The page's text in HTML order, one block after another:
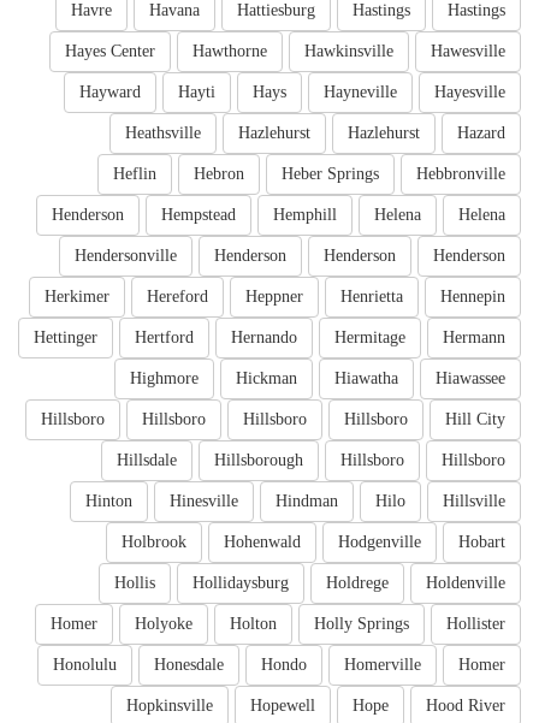
Hastings
Hastings
Hattiesburg
Havana
Havre
Hawesville
Hawkinsville
Hawthorne
Hayes Center
Hayesville
Hayneville
Hays
Hayti
Hayward
Hazard
Hazlehurst
Hazlehurst
Heathsville
Hebbronville
Heber Springs
Hebron
Heflin
Helena
Helena
Hemphill
Hempstead
Henderson
Henderson
Henderson
Henderson
Hendersonville
Hennepin
Henrietta
Heppner
Hereford
Herkimer
Hermann
Hermitage
Hernando
Hertford
Hettinger
Hiawassee
Hiawatha
Hickman
Highmore
Hill City
Hillsboro
Hillsboro
Hillsboro
Hillsboro
Hillsboro
Hillsboro
Hillsborough
Hillsdale
Hillsville
Hilo
Hindman
Hinesville
Hinton
Hobart
Hodgenville
Hohenwald
Holbrook
Holdenville
Holdrege
Hollidaysburg
Hollis
Hollister
Holly Springs
Holton
Holyoke
Homer
Homer
Homerville
Hondo
Honesdale
Honolulu
Hood River
Hope
Hopewell
Hopkinsville